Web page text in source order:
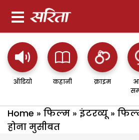
ऑडियो कहानी क्राइम
Home » फिल्म » इंटरव्यू»
होना मुसीबत